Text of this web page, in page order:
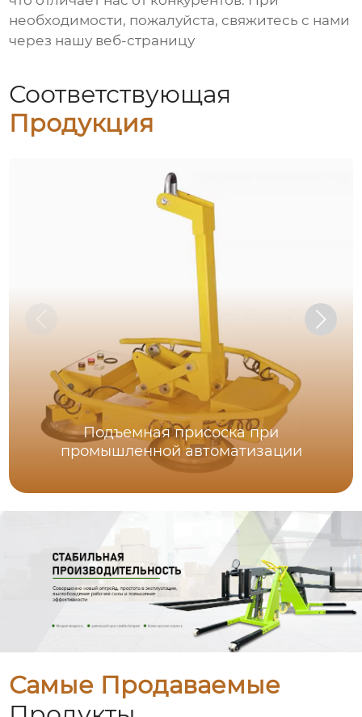
необходимости, пожалуйста, свяжитесь с нами
через нашу веб-страницу
Соответствующая
Продукция
Подъемная присоска при
промышленной автоматизации
Самые Продаваемые